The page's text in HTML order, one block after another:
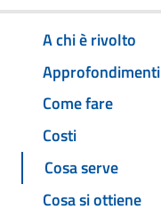
A chi è rivolto
Approfondimenti
Come fare
Costi
Cosa serve
Cosa si ottiene